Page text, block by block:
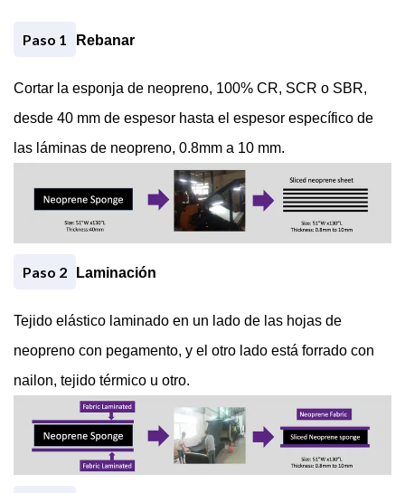
Paso 1 Rebanar
Cortar la esponja de neopreno, 100% CR, SCR o SBR,
desde 40 mm de espesor hasta el espesor específico de
las láminas de neopreno, 0.8mm a 10 mm.
Paso 2 Laminación
Tejido elástico laminado en un lado de las hojas de
neopreno con pegamento, y el otro lado está forrado con
nailon, tejido térmico u otro.